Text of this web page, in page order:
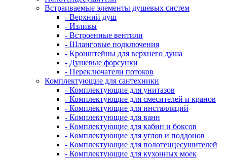
Встраиваемые элементы душевых систем
- Верхний душ
- Изливы
- Встроенные вентили
- Шланговые подключения
- Кронштейны для верхнего душа
- Душевые форсунки
- Переключатели потоков
Комплектующие для сантехники
- Комплектующие для унитазов
- Комплектующие для смесителей и кранов
- Комплектующие для инсталляций
- Комплектующие для ванн
- Комплектующие для кабин и боксов
- Комплектующие для углов и поддонов
- Комплектующие для полотенцесушителей
- Комплектующие для кухонных моек